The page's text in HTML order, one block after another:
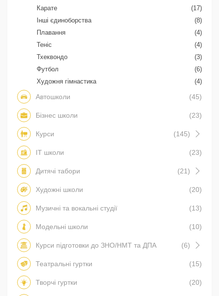
Карате
(17)
Інші єдиноборства
(8)
Плавання
(4)
Теніс
(4)
Тхеквондо
(3)
Футбол
(6)
Художня гімнастика
(4)
Автошколи (45)
Бізнес школи (23)
Курси (145)
IT школи (23)
Дитячі табори (21)
Художні школи (20)
Музичні та вокальні студії (13)
Модельні школи (10)
Курси підготовки до ЗНО/НМТ та ДПА (6)
Театральні гуртки (15)
Творчі гуртки (20)